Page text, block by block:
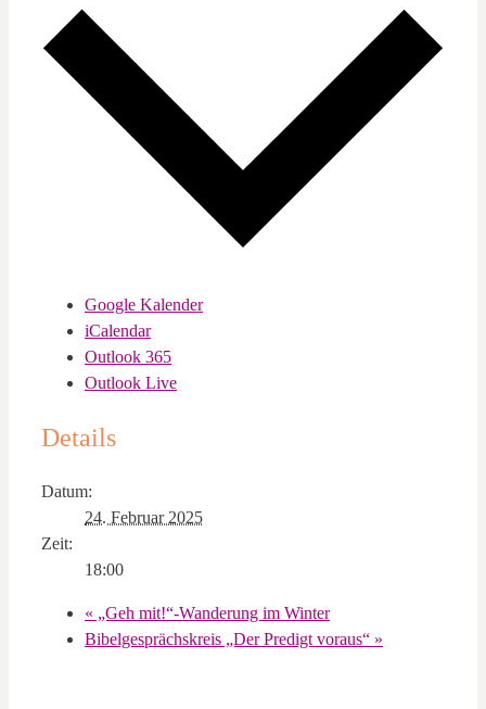
Google Kalender
iCalendar
Outlook 365
Outlook Live
Details
Datum:
24. Februar 2025
Zeit:
18:00
« „Geh mit!“-Wanderung im Winter
Bibelgesprächskreis „Der Predigt voraus“ »